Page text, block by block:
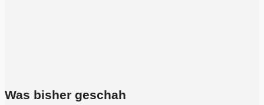
Was bisher geschah